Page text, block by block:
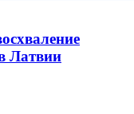
Латвии